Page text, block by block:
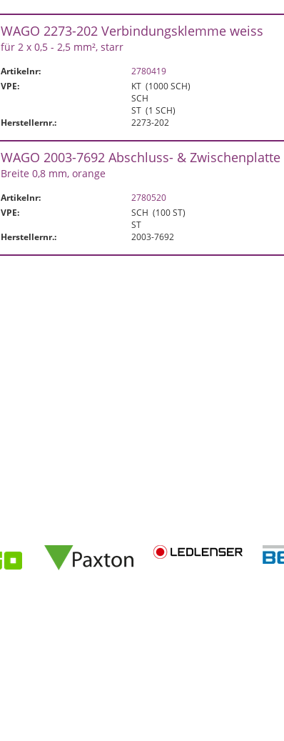
WAGO 2273-202 Verbindungsklemme weiss
für 2 x 0,5 - 2,5 mm², starr
Artikelnr:
2780419
VPE:
KT (1000 SCH)
SCH
ST (1 SCH)
Herstellernr.:
2273-202
WAGO 2003-7692 Abschluss- & Zwischenplatte
Breite 0,8 mm, orange
Artikelnr:
2780520
VPE:
SCH (100 ST)
ST
Herstellernr.:
2003-7692